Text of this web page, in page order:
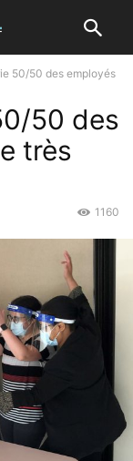
50/50 des employés
50 des
très
1160